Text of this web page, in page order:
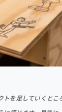
を足していくとこ